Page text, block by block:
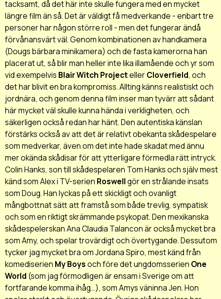
tacksamt, då det här inte skulle fungera med en mycket
längre film än så. Det är väldigt få medverkande - enbart tre
personer har någon större roll - men det fungerar ändå
förvånansvärt väl. Genom kombinationen av handkamera
(Dougs bärbara minikamera) och de fasta kamerorna han
placerat ut, så blir man heller inte lika illamående och yr som
vid exempelvis Blair Witch ProjectellerCloverfield, och
det har blivit en bra kompromiss. Allting känns realistiskt och
jordnära, och genom denna film inser man tyvärr att sådant
här mycket väl skulle kunna hända i verkligheten, och
säkerligen också redan har hänt. Den autentiska känslan
förstärks också av att det är relativt obekanta skådespelare
som medverkar, även om det inte hade skadat med ännu
mer okända skådisar för att ytterligare förmedla rätt intryck.
Colin Hanks, son till skådespelaren Tom Hanks och själv mest
känd som Alex i TV-serien Roswellgör en strålande insats
som Doug. Han lyckas på ett skickligt och ovanligt
mångbottnat sätt att framstå som både trevlig, sympatisk
och som en riktigt skrämmande psykopat. Den mexikanska
skådespelerskan Ana Claudia Talancon är också mycket bra
som Amy, och spelar trovärdigt och övertygande. Dessutom
tycker jag mycket bra om Jordana Spiro, mest känd från
komediserien My Boysoch före det ungdomsserien One
World (som jag förmodligen är ensam i Sverige om att
fortfarande komma ihåg...), som Amys väninna Jen. Hon